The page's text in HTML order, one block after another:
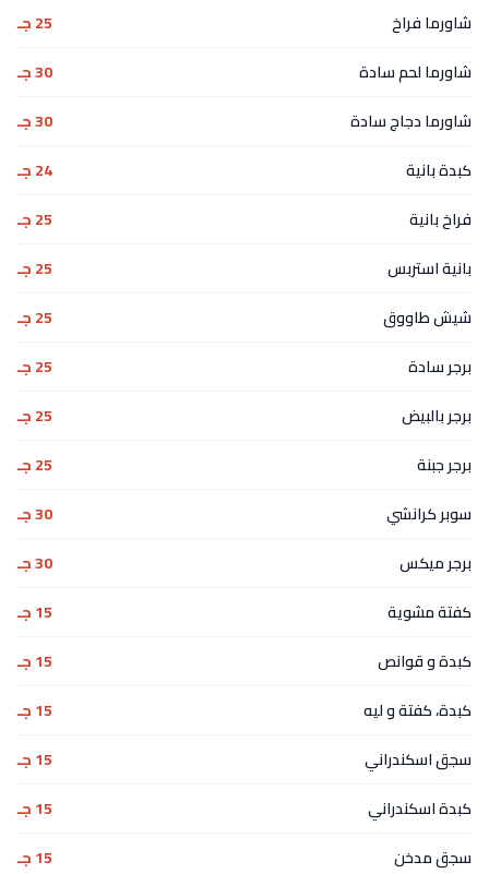
شاورما فراخ
25 جـ
شاورما لحم سادة
30 جـ
شاورما دجاج سادة
30 جـ
كبدة بانية
24 جـ
فراخ بانية
25 جـ
بانية استربس
25 جـ
شيش طاووق
25 جـ
برجر سادة
25 جـ
برجر بالبيض
25 جـ
برجر جبنة
25 جـ
سوبر كرانشي
30 جـ
برجر ميكس
30 جـ
كفتة مشوية
15 جـ
كبدة و قوانص
15 جـ
كبدة، كفتة و ليه
15 جـ
سجق اسكندراني
15 جـ
كبدة اسكندراني
15 جـ
سجق مدخن
15 جـ